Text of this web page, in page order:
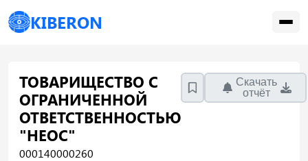
KIBERON
ТОВАРИЩЕСТВО С
ОГРАНИЧЕННОЙ
ОТВЕТСТВЕННОСТЬЮ
"НЕОС"
000140000260
Скачать
отчёт